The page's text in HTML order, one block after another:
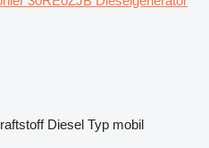
Diesel Typ mobil